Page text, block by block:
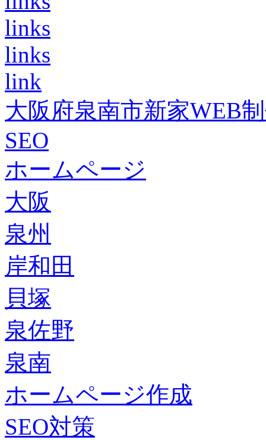
links
links
link
大阪府泉南市新家WEB
SEO
ホームページ
大阪
泉州
岸和田
貝塚
泉佐野
泉南
ホームページ作成
SEO対策